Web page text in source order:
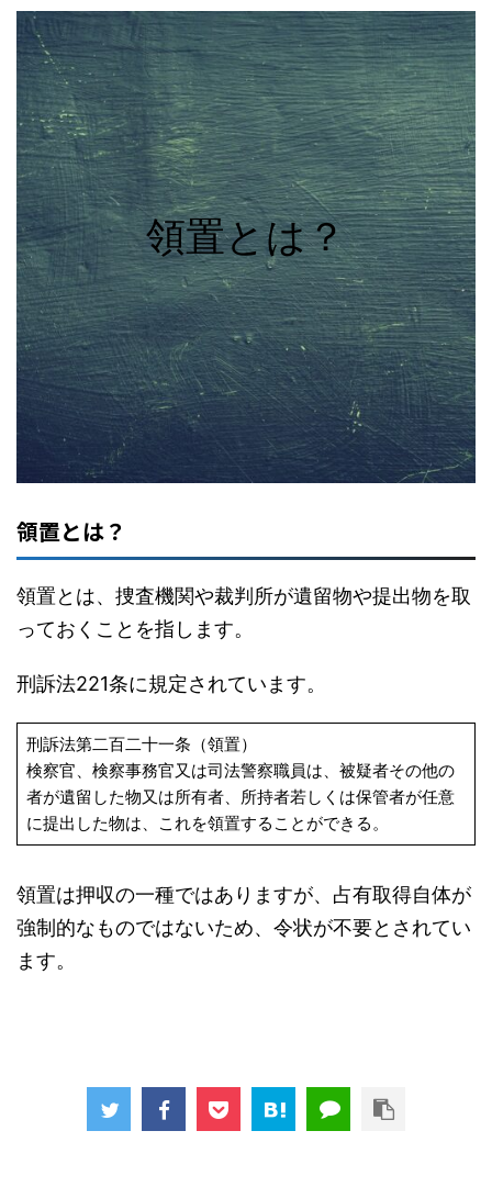
領置とは？
領置とは？
領置とは、捜査機関や裁判所が遺留物や提出物を取
っておくことを指します。
刑訴法221条に規定されています。
刑訴法第二百二十一条（領置）
検察官、検察事務官又は司法警察職員は、被疑者その他の
者が遺留した物又は所有者、所持者若しくは保管者が任意
に提出した物は、これを領置することができる。
領置は押収の一種ではありますが、占有取得自体が
強制的なものではないため、令状が不要とされてい
ます。